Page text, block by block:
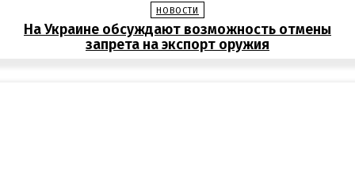
НОВОСТИ
На Украине обсуждают возможность отмены
запрета на экспорт оружия